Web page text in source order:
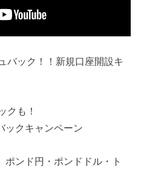
バック！！新規口座開設キ
クも！
ックキャンペーン
ポンド円・ポンドドル・ト